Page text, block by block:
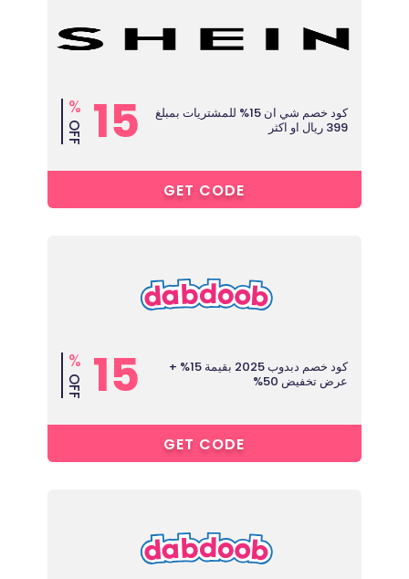
15
%
OFF
كود خصم شي ان 15% للمشتريات بمبلغ
399 ريال او اكثر
GET CODE
15
%
OFF
كود خصم دبدوب 2025 بقيمة 15% +
عرض تخفيض 50%
GET CODE